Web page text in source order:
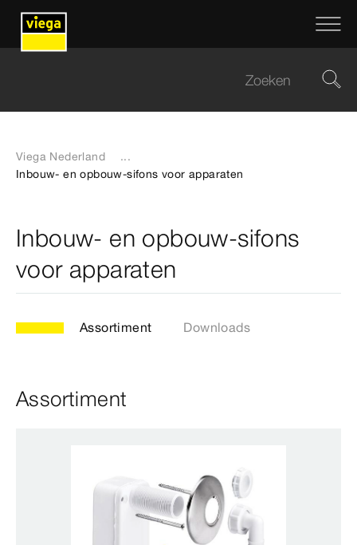
Viega Nederland
...
Inbouw- en opbouw-sifons voor apparaten
Inbouw- en opbouw-sifons
voor apparaten
Assortiment Downloads
Assortiment